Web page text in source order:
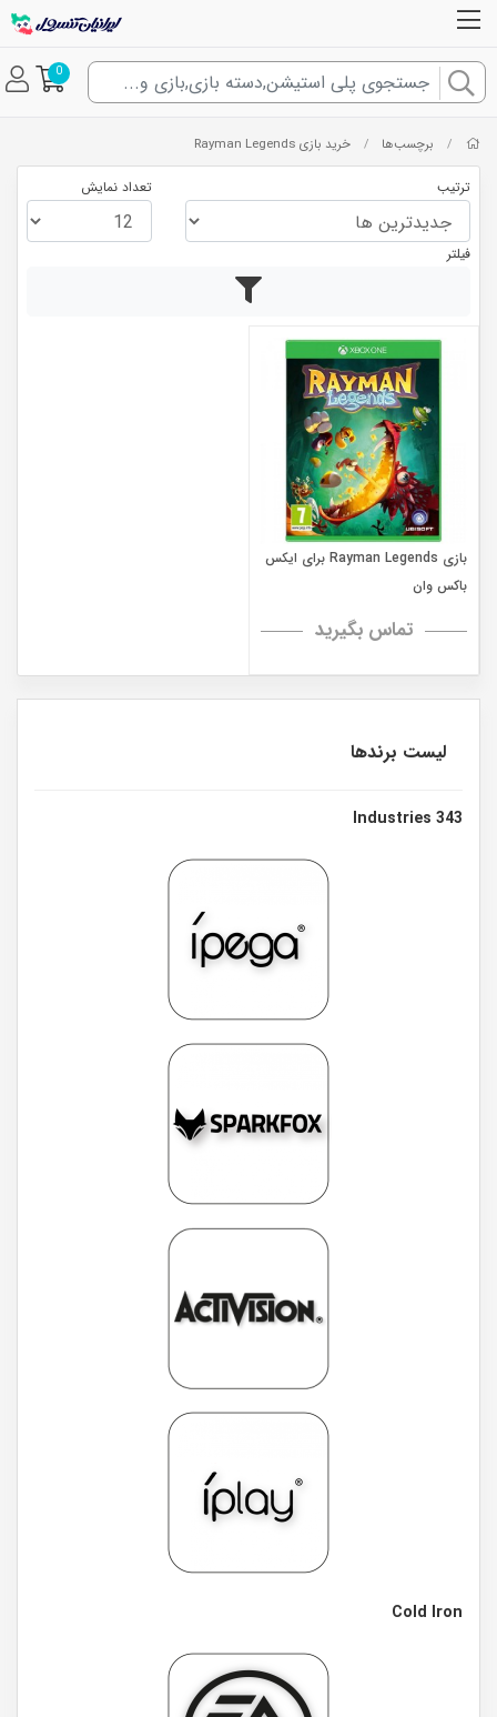
0
/ برچسب‌ها / خرید بازی Rayman Legends
ترتیب تعداد نمایش
فیلتر
بازی Rayman Legends برای ایکس
باکس وان
تماس بگیرید
لیست برندها
343 Industries
Cold Iron